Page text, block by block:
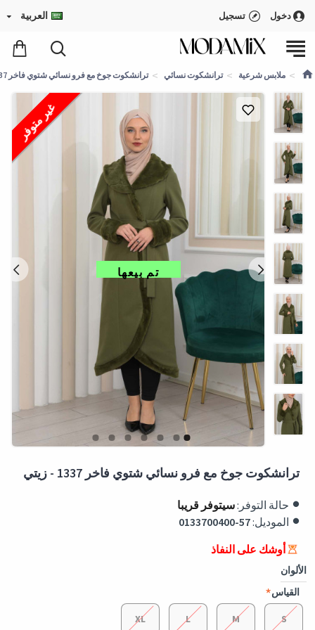
دخول تسجيل العربية
ملابس شرعية ترانشكوت نسائي ترانشكوت جوخ مع فرو نسائي شتوي فاخر 1337 - زيتي
تم بيعها
غير متوفر
ترانشكوت جوخ مع فرو نسائي شتوي فاخر 1337 - زيتي
حالة التوفر:سيتوفر قريبا
الموديل:0133700400-57
الألوان
القياس
S
M
L
XL
أوشك على النفاذ